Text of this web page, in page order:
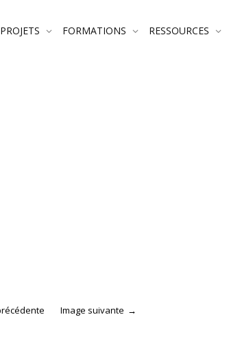
FORMATIONS RESSOURCES
Image suivante